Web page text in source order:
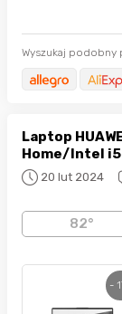
Wyszukaj podobny
Laptop
Home/Intel
20 lut 2024
82°
-